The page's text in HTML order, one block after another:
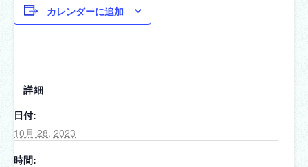
カレンダーに追加
詳細
日付:
10月 28, 2023
時間: